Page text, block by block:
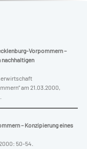
Vorpommern –
nachhaltigen
am 21.03.2000,
– Konzipierung eines
50-54.